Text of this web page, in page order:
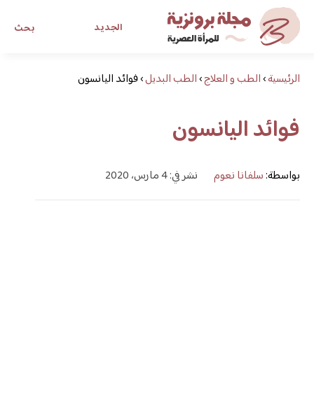
بحث الجديد
مجلة برونزية للفتاة العصرية
ابحث عن أي موضوع يهمك
الرئيسية›الطب و العلاج›الطب البديل›فوائد اليانسون
فوائد اليانسون
بواسطة:سلفانا نعوم نشر في: 4 مارس، 2020